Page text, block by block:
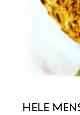
HELE